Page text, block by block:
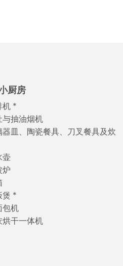
厨房
机 *
与抽油烟机
器皿、陶瓷餐具、刀叉餐具及炊
壶
炉
煲 *
包机
烘干一体机